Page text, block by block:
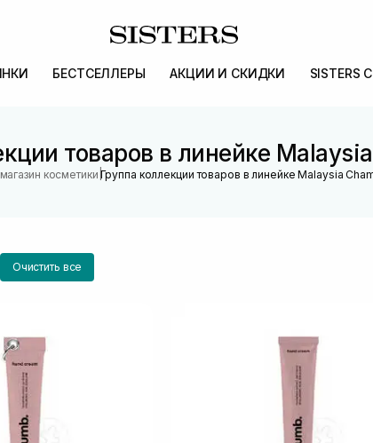
БЕСТСЕЛЛЕРЫ АКЦИИ И СКИДКИ SISTERS
товаров в линейке
косметики |Группа коллекции товаров в линейке Malaysia
Очистить все